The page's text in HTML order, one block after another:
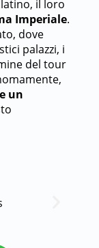
il loro
Imperiale.
dove
palazzi, i
del tour
un